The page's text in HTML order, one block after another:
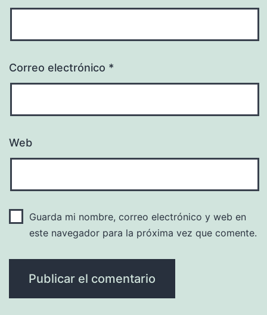
Correo electrónico *
Web
Guarda mi nombre, correo electrónico y web en
este navegador para la próxima vez que comente.